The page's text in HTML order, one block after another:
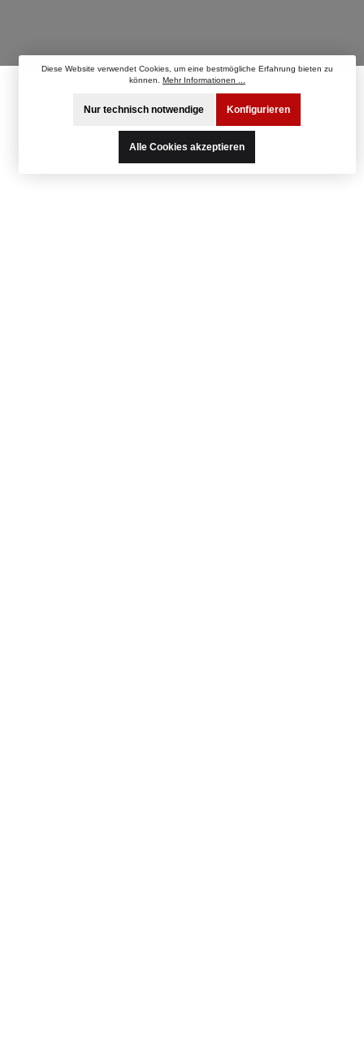
Diese Website verwendet Cookies, um eine bestmögliche Erfahrung bieten zu
können. Mehr Informationen ...
Nur technisch notwendige Konfigurieren
Alle Cookies akzeptieren